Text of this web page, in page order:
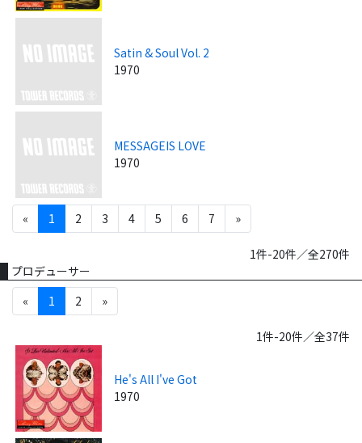
Satin & Soul Vol. 2
1970
MESSAGEIS LOVE
1970
« 1 2 3 4 5 6 7 »
1件-20件／全270件
プロデューサー
«
1 2 »
1件-20件／全37件
He's All I've Got
1970